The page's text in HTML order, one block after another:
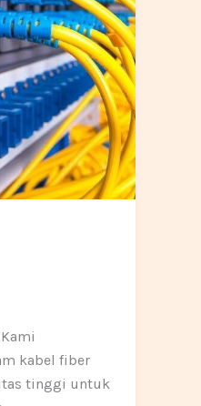
Kami
kabel fiber
tinggi untuk